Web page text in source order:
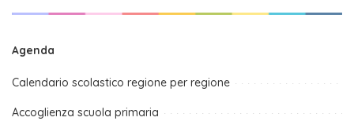
Agenda
Calendario scolastico regione per regione
Accoglienza scuola primaria